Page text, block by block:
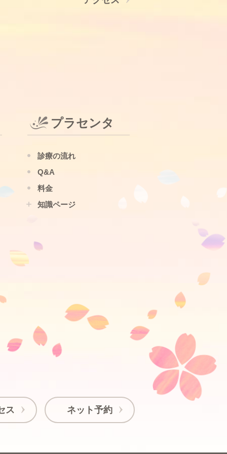
プラセンタ
診療の流れ
Q&A
料金
知識ページ
ス ネット予約